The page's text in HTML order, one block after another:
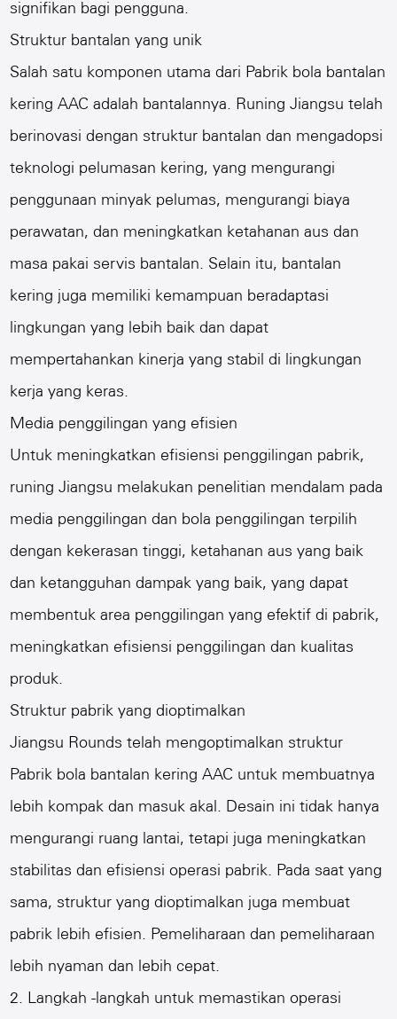
signifikan bagi pengguna.
Struktur bantalan yang unik
Salah satu komponen utama dari Pabrik bola bantalan
kering AACadalah bantalannya. Runing Jiangsu telah
berinovasi dengan struktur bantalan dan mengadopsi
teknologi pelumasan kering, yang mengurangi
penggunaan minyak pelumas, mengurangi biaya
perawatan, dan meningkatkan ketahanan aus dan
masa pakai servis bantalan. Selain itu, bantalan
kering juga memiliki kemampuan beradaptasi
lingkungan yang lebih baik dan dapat
mempertahankan kinerja yang stabil di lingkungan
kerja yang keras.
Media penggilingan yang efisien
Untuk meningkatkan efisiensi penggilingan pabrik,
runing Jiangsu melakukan penelitian mendalam pada
media penggilingan dan bola penggilingan terpilih
dengan kekerasan tinggi, ketahanan aus yang baik
dan ketangguhan dampak yang baik, yang dapat
membentuk area penggilingan yang efektif di pabrik,
meningkatkan efisiensi penggilingan dan kualitas
produk.
Struktur pabrik yang dioptimalkan
Jiangsu Rounds telah mengoptimalkan struktur
Pabrik bola bantalan kering AAC untuk membuatnya
lebih kompak dan masuk akal. Desain ini tidak hanya
mengurangi ruang lantai, tetapi juga meningkatkan
stabilitas dan efisiensi operasi pabrik. Pada saat yang
sama, struktur yang dioptimalkan juga membuat
pabrik lebih efisien. Pemeliharaan dan pemeliharaan
lebih nyaman dan lebih cepat.
2. Langkah -langkah untuk memastikan operasi